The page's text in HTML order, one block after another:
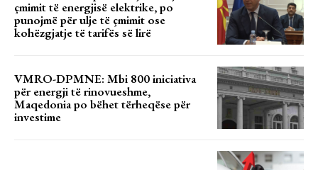
çmimit të energjisë elektrike, po
punojmë për ulje të çmimit ose
kohëzgjatje të tarifës së lirë
VMRO-DPMNE: Mbi 800 iniciativa
për energji të rinovueshme,
Maqedonia po bëhet tërheqëse për
investime